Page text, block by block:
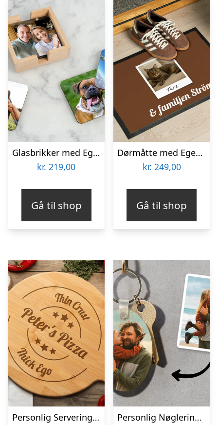
Glasbrikker med Eget Foto – 6-pak
kr. 219,00
Gå til shop
Dørmåtte med Egen Tekst
kr. 249,00
Gå til shop
Personlig Serveringsbræt i Træ med Gravering – Pizza
Personlig Nøglering med Foto